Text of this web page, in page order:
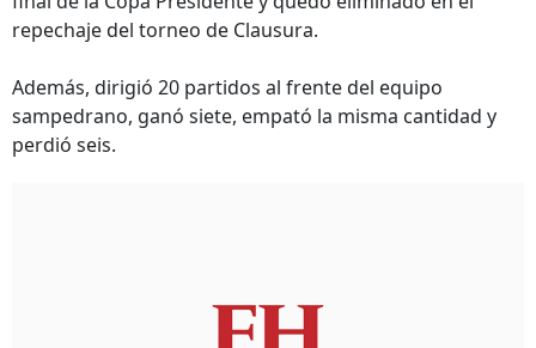
repechaje del torneo de Clausura.
Además, dirigió 20 partidos al frente del equipo
sampedrano, ganó siete, empató la misma cantidad y
perdió seis.